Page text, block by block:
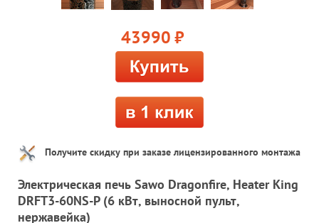
43990 руб.
Получите скидку при заказе лицензированного монтажа
Электрическая печь Sawo Dragonfire, Heater King
DRFT3-60NS-P (6 кВт, выносной пульт,
нержавейка)